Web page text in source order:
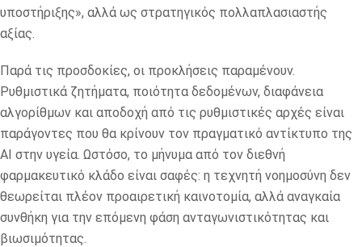
υποστήριξης», αλλά ως στρατηγικός πολλαπλασιαστής
αξίας.
Παρά τις προσδοκίες, οι προκλήσεις παραμένουν.
Ρυθμιστικά ζητήματα, ποιότητα δεδομένων, διαφάνεια
αλγορίθμων και αποδοχή από τις ρυθμιστικές αρχές είναι
παράγοντες που θα κρίνουν τον πραγματικό αντίκτυπο της
AI στην υγεία. Ωστόσο, το μήνυμα από τον διεθνή
φαρμακευτικό κλάδο είναι σαφές: η τεχνητή νοημοσύνη δεν
θεωρείται πλέον προαιρετική καινοτομία, αλλά αναγκαία
συνθήκη για την επόμενη φάση ανταγωνιστικότητας και
βιωσιμότητας.